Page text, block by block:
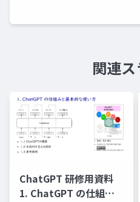
関連
ChatGPT 研修用資料
1. ChatGPT の仕組み